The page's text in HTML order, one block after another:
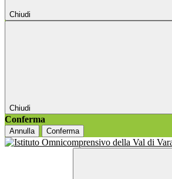
Chiudi
Chiudi
Conferma
Annulla Conferma